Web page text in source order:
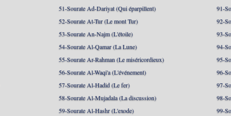
51-Sourate Ad-Dariyat (Qui éparpillent)
52-Sourate At-Tur (Le mont Tur)
53-Sourate An-Najm (L'étoile)
54-Sourate Al-Qamar (La Lune)
55-Sourate Ar-Rahman (Le miséricordieux)
56-Sourate Al-Waqi'a (L'événement)
57-Sourate Al-Hadid (Le fer)
58-Sourate Al-Mujadala (La discussion)
59-Sourate Al-Hashr (L'exode)
91-
92-
93-
94-
95-
96-
97-
98-
99-